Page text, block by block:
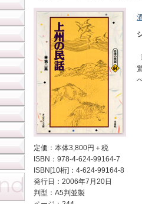
定価：本体3,800円＋税
ISBN：978-4-624-99164-7
ISBN[10桁]：4-624-99164-8
発行日：2006年7月20日
判型：A5判並製